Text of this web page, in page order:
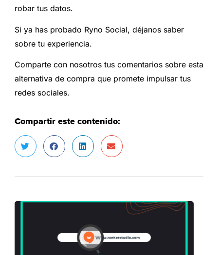
robar tus datos.
Si ya has probado Ryno Social, déjanos saber
sobre tu experiencia.
Comparte con nosotros tus comentarios sobre esta
alternativa de compra que promete impulsar tus
redes sociales.
Compartir este contenido: